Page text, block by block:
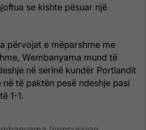
se kishte pësuar një
përvojat e mëparshme me
Wembanyama mund të
në serinë kundër Portlandit
të paktën pesë ndeshje pasi
1-1.